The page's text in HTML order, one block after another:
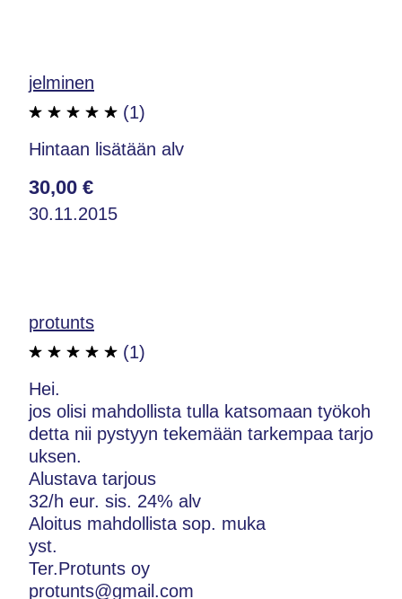
jelminen
(1)
Hintaan lisätään alv
30,00 €
30.11.2015
protunts
(1)
Hei.
jos olisi mahdollista tulla katsomaan työkoh
detta nii pystyyn tekemään tarkempaa tarjo
uksen.
Alustava tarjous
32/h eur. sis. 24% alv
Aloitus mahdollista sop. muka
yst.
Ter.Protunts oy
protunts@gmail.com